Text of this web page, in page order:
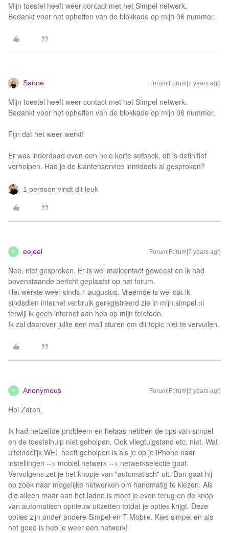
Mijn toestel heeft weer contact met het Simpel netwerk.
Bedankt voor het opheffen van de blokkade op mijn 06 nummer.
Sanne Forum|Forum|7 years ago
Mijn toestel heeft weer contact met het Simpel netwerk.
Bedankt voor het opheffen van de blokkade op mijn 06 nummer.
Fijn dat het weer werkt!
Er was inderdaad even een hele korte setback, dit is definitief
verholpen. Had je de klantenservice inmiddels al gesproken?
1 persoon vindt dit leuk
E eejeel Forum|Forum|7 years ago
Nee, niet gesproken. Er is wel mailcontact geweest en ik had
bovenstaande bericht geplaatst op het forum.
Het werkte weer sinds 1 augustus. Vreemde is wel dat ik
sindsdien internet verbruik geregistreerd zie in mijn.simpel.nl
terwijl ik geen internet aan heb op mijn telefoon.
Ik zal daarover jullie een mail sturen om dit topic niet te vervuilen.
A Anonymous Forum|Forum|3 years ago
Hoi Zarah,
Ik had hetzelfde probleem en helaas hebben de tips van simpel
en de toestelhulp niet geholpen. Ook vliegtuigstand etc. niet. Wat
uiteindelijk WEL heeft geholpen is als je op je iPhone naar
instellingen --> mobiel netwerk --> netwerkselectie gaat.
Vervolgens zet je het knopje van "automatisch" uit. Dan gaat hij
op zoek naar mogelijke netwerken om handmatig te kiezen. Als
die alleen maar aan het laden is moet je even terug en de knop
van automatisch opnieuw uitzetten totdat je opties krijgt. Deze
opties zijn onder andere Simpel en T-Mobile. Kies simpel en als
het goed is heb je weer een netwerk!